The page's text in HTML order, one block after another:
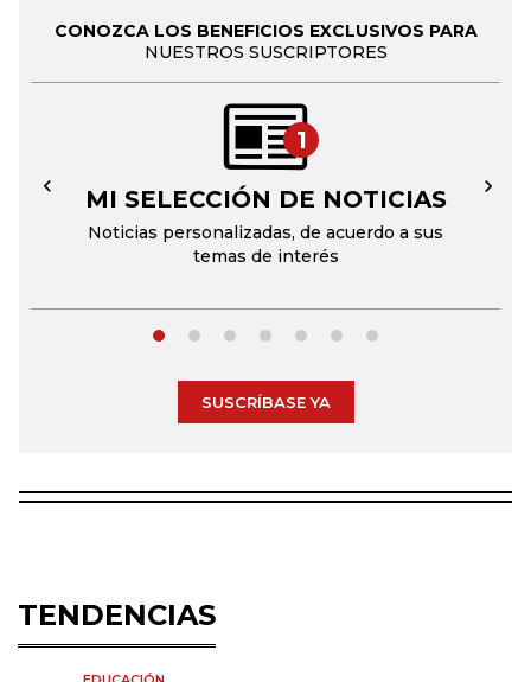
CONOZCA LOS BENEFICIOS EXCLUSIVOS PARA
NUESTROS SUSCRIPTORES
1
MI SELECCIÓN DE NOTICIAS
Noticias personalizadas, de acuerdo a sus
temas de interés
← →
SUSCRÍBASE YA
TENDENCIAS